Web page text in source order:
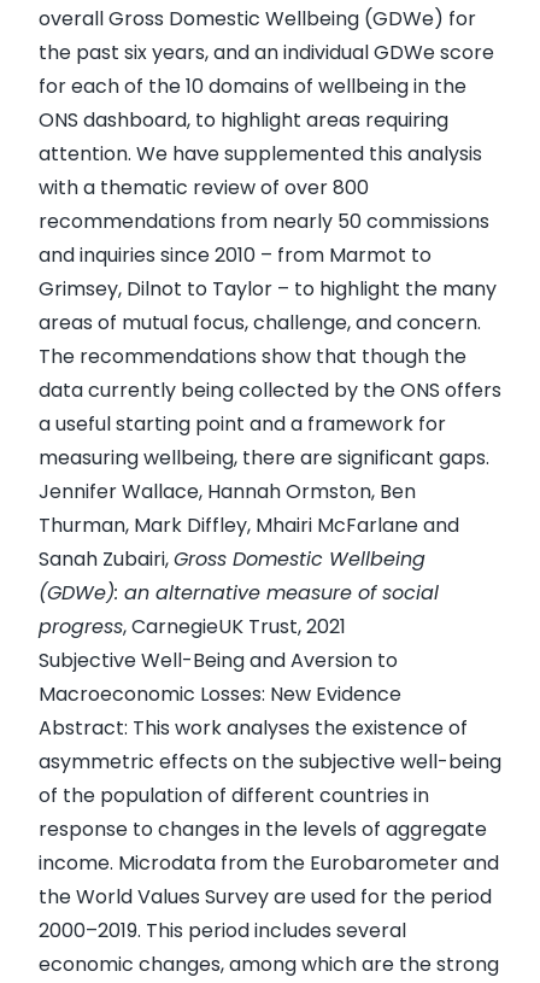
overall Gross Domestic Wellbeing (GDWe) for
the past six years, and an individual GDWe score
for each of the 10 domains of wellbeing in the
ONS dashboard, to highlight areas requiring
attention. We have supplemented this analysis
with a thematic review of over 800
recommendations from nearly 50 commissions
and inquiries since 2010 – from Marmot to
Grimsey, Dilnot to Taylor – to highlight the many
areas of mutual focus, challenge, and concern.
The recommendations show that though the
data currently being collected by the ONS offers
a useful starting point and a framework for
measuring wellbeing, there are significant gaps.
Jennifer Wallace, Hannah Ormston, Ben
Thurman, Mark Diffley, Mhairi McFarlane and
Sanah Zubairi,Gross Domestic Wellbeing
(GDWe): an alternative measure of social
progress, CarnegieUK Trust, 2021
Subjective Well-Being and Aversion to
Macroeconomic Losses: New Evidence
Abstract: This work analyses the existence of
asymmetric effects on the subjective well-being
of the population of different countries in
response to changes in the levels of aggregate
income. Microdata from the Eurobarometer and
the World Values Survey are used for the period
2000–2019. This period includes several
economic changes, among which are the strong